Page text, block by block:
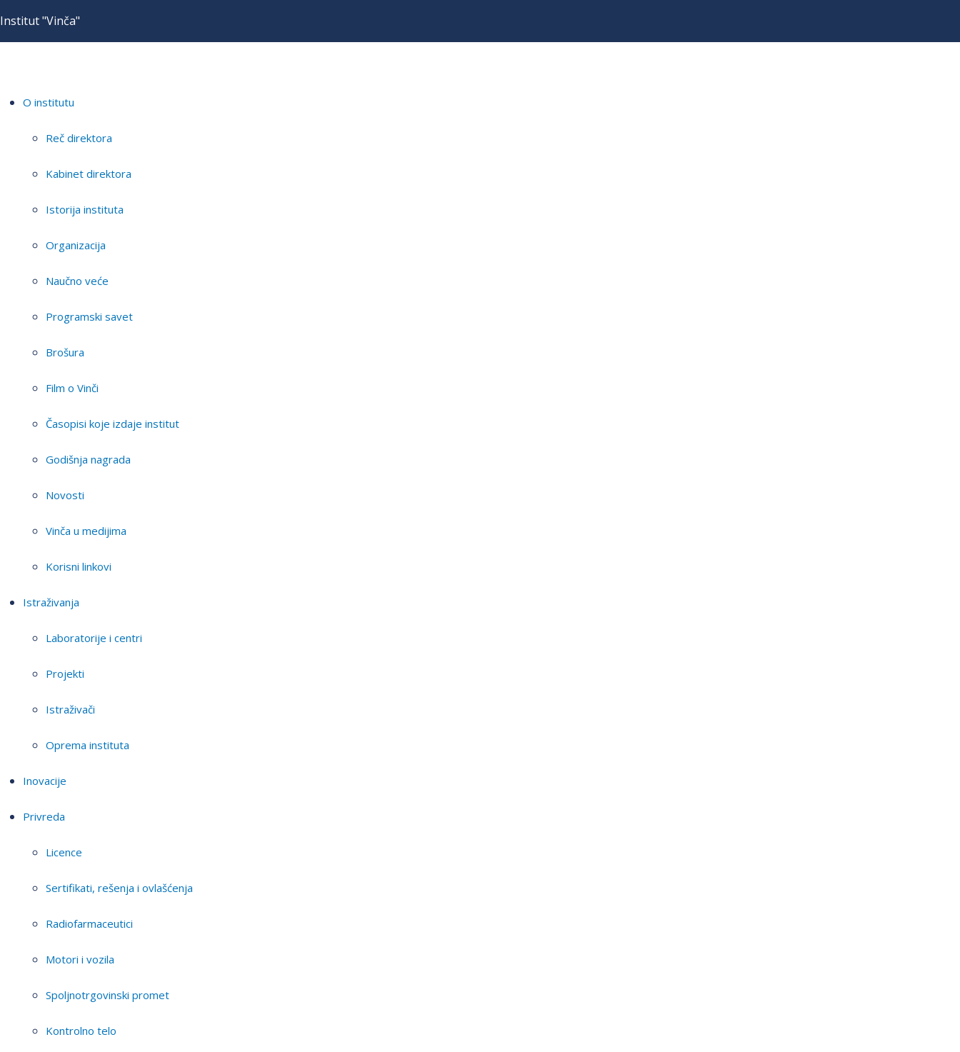
Institut "Vinča"
O institutu
Reč direktora
Kabinet direktora
Istorija instituta
Organizacija
Naučno veće
Programski savet
Brošura
Film o Vinči
Časopisi koje izdaje institut
Godišnja nagrada
Novosti
Vinča u medijima
Korisni linkovi
Istraživanja
Laboratorije i centri
Projekti
Istraživači
Oprema instituta
Inovacije
Privreda
Licence
Sertifikati, rešenja i ovlašćenja
Radiofarmaceutici
Motori i vozila
Spoljnotrgovinski promet
Kontrolno telo